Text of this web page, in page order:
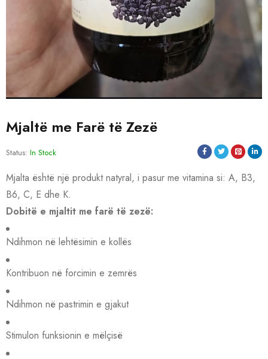
Mjaltë me Farë të Zezë
Status: In Stock
Mjalta është një produkt natyral, i pasur me vitamina si: A, B3,
B6, C, E dhe K.
Dobitë e mjaltit me farë të zezë:
Ndihmon në lehtësimin e kollës
Kontribuon në forcimin e zemrës
Ndihmon në pastrimin e gjakut
Stimulon funksionin e mëlçisë